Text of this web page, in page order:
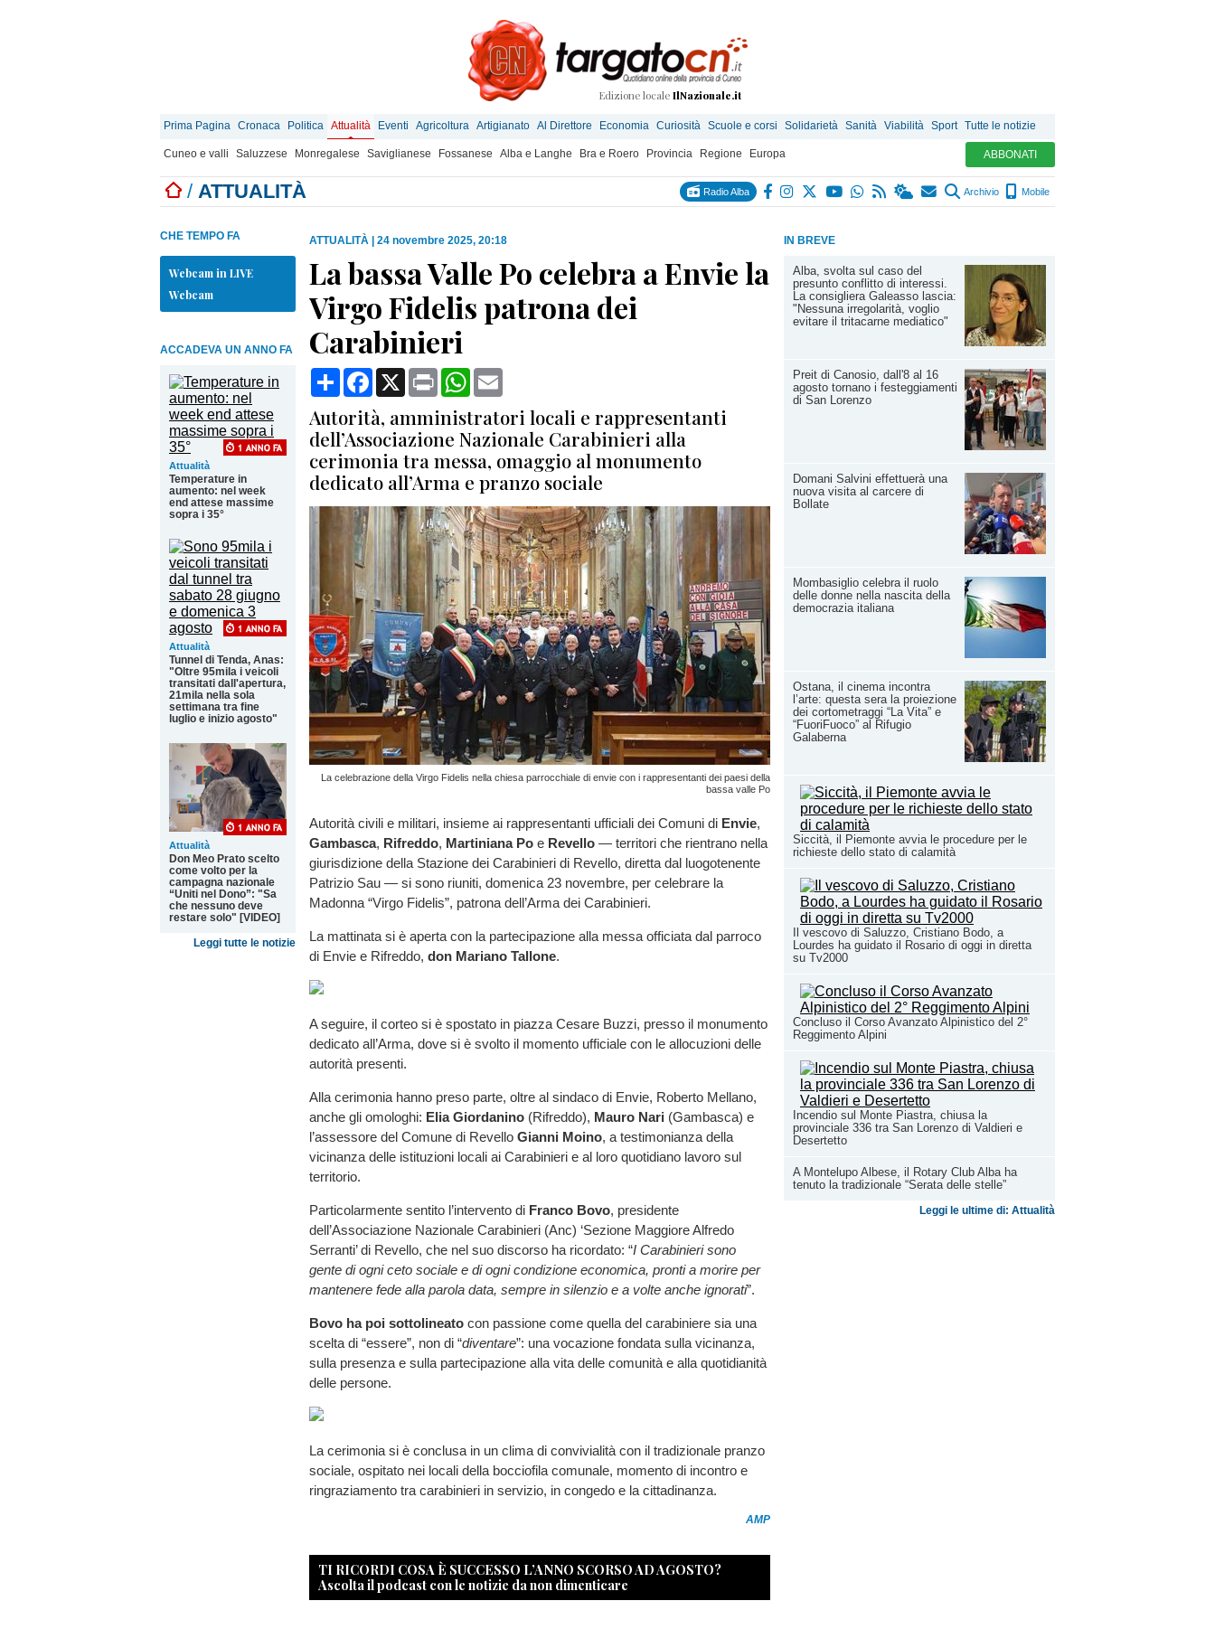
Edizione locale IlNazionale.it
Prima Pagina Cronaca Politica Attualità Eventi Agricoltura Artigianato Al Direttore Economia Curiosità Scuole e corsi Solidarietà Sanità Viabilità Sport Tutte le notizie
Cuneo e valli Saluzzese Monregalese Saviglianese Fossanese Alba e Langhe Bra e Roero Provincia Regione Europa ABBONATI
/ ATTUALITÀ Radio Alba Archivio Mobile
IN BREVE
Alba, svolta sul caso del
presunto conflitto di interessi.
La consigliera Galeasso lascia:
"Nessuna irregolarità, voglio
evitare il tritacarne mediatico"
Preit di Canosio, dall'8 al 16
agosto tornano i festeggiamenti
di San Lorenzo
Domani Salvini effettuerà una
nuova visita al carcere di
Bollate
Mombasiglio celebra il ruolo
delle donne nella nascita della
democrazia italiana
Ostana, il cinema incontra
l’arte: questa sera la proiezione
dei cortometraggi “La Vita” e
“FuoriFuoco” al Rifugio
Galaberna
Siccità, il Piemonte avvia le procedure per le
richieste dello stato di calamità
Il vescovo di Saluzzo, Cristiano Bodo, a
Lourdes ha guidato il Rosario di oggi in diretta
su Tv2000
Concluso il Corso Avanzato Alpinistico del 2°
Reggimento Alpini
Incendio sul Monte Piastra, chiusa la
provinciale 336 tra San Lorenzo di Valdieri e
Desertetto
A Montelupo Albese, il Rotary Club Alba ha
tenuto la tradizionale “Serata delle stelle”
Leggi le ultime di: Attualità
CHE TEMPO FA
Webcam in LIVE
Webcam
ACCADEVA UN ANNO FA
Attualità
Temperature in
aumento: nel week
end attese massime
sopra i 35°
Attualità
Tunnel di Tenda, Anas:
"Oltre 95mila i veicoli
transitati dall'apertura,
21mila nella sola
settimana tra fine
luglio e inizio agosto"
Attualità
Don Meo Prato scelto
come volto per la
campagna nazionale
“Uniti nel Dono”: "Sa
che nessuno deve
restare solo" [VIDEO]
Leggi tutte le notizie
ATTUALITÀ 24 novembre 2025, 20:18
La bassa Valle Po celebra a Envie la
Virgo Fidelis patrona dei
Carabinieri
CondividiFacebook
X Print WhatsApp
Autorità, amministratori locali e rappresentanti
dell’Associazione Nazionale Carabinieri alla
cerimonia tra messa, omaggio al monumento
dedicato all’Arma e pranzo sociale
La celebrazione della Virgo Fidelis nella chiesa parrocchiale di envie con i rappresentanti dei paesi della
bassa valle Po
Autorità civili e militari, insieme ai rappresentanti ufficiali dei Comuni di Envie,
Gambasca, Rifreddo, Martiniana Po e Revello — territori che rientrano nella
giurisdizione della Stazione dei Carabinieri di Revello, diretta dal luogotenente
Patrizio Sau — si sono riuniti, domenica 23 novembre, per celebrare la
Madonna “Virgo Fidelis”, patrona dell’Arma dei Carabinieri.
La mattinata si è aperta con la partecipazione alla messa officiata dal parroco
di Envie e Rifreddo, don Mariano Tallone.
A seguire, il corteo si è spostato in piazza Cesare Buzzi, presso il monumento
dedicato all’Arma, dove si è svolto il momento ufficiale con le allocuzioni delle
autorità presenti.
Alla cerimonia hanno preso parte, oltre al sindaco di Envie, Roberto Mellano,
anche gli omologhi: Elia Giordanino (Rifreddo), Mauro Nari (Gambasca) e
l’assessore del Comune di Revello Gianni Moino, a testimonianza della
vicinanza delle istituzioni locali ai Carabinieri e al loro quotidiano lavoro sul
territorio.
Particolarmente sentito l’intervento di Franco Bovo, presidente
dell’Associazione Nazionale Carabinieri (Anc) ‘Sezione Maggiore Alfredo
Serranti’ di Revello, che nel suo discorso ha ricordato: “I Carabinieri sono
gente di ogni ceto sociale e di ogni condizione economica, pronti a morire per
mantenere fede alla parola data, sempre in silenzio e a volte anche ignorati”.
Bovo ha poi sottolineato con passione come quella del carabiniere sia una
scelta di “essere”, non di “diventare”: una vocazione fondata sulla vicinanza,
sulla presenza e sulla partecipazione alla vita delle comunità e alla quotidianità
delle persone.
La cerimonia si è conclusa in un clima di convivialità con il tradizionale pranzo
sociale, ospitato nei locali della bocciofila comunale, momento di incontro e
ringraziamento tra carabinieri in servizio, in congedo e la cittadinanza.
AMP
TI RICORDI COSA È SUCCESSO L’ANNO SCORSO AD AGOSTO?
Ascolta il podcast con le notizie da non dimenticare